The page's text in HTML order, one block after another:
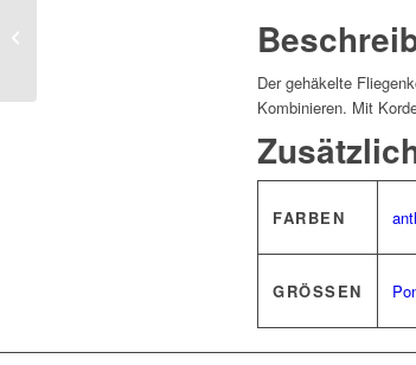
Der gehäkelte
Kombinieren. Mit
FARBEN
GRÖSSEN